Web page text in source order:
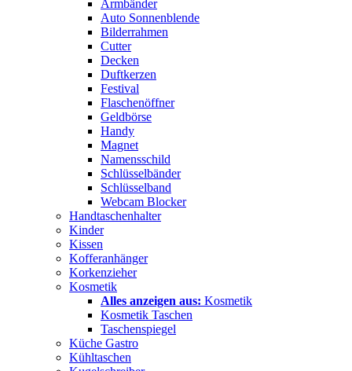
Armbänder
Auto Sonnenblende
Bilderrahmen
Cutter
Decken
Duftkerzen
Festival
Flaschenöffner
Geldbörse
Handy
Magnet
Namensschild
Schlüsselbänder
Schlüsselband
Webcam Blocker
Handtaschenhalter
Kinder
Kissen
Kofferanhänger
Korkenzieher
Kosmetik
Alles anzeigen aus: Kosmetik
Kosmetik Taschen
Taschenspiegel
Küche Gastro
Kühltaschen